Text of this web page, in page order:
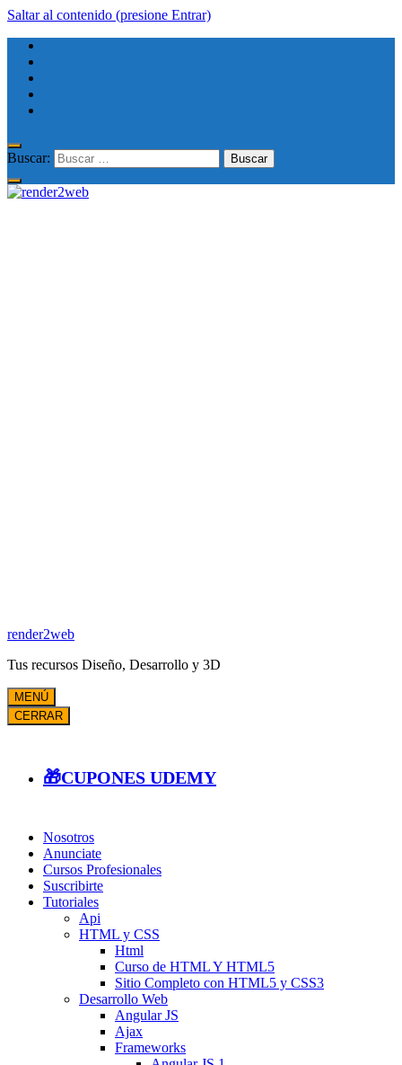
Saltar al contenido (presione Entrar)
Buscar:
render2web
Tus recursos Diseño, Desarrollo y 3D
MENÚ
CERRAR
🎁CUPONES UDEMY
Nosotros
Anunciate
Cursos Profesionales
Suscribirte
Tutoriales
Api
HTML y CSS
Html
Curso de HTML Y HTML5
Sitio Completo con HTML5 y CSS3
Desarrollo Web
Angular JS
Ajax
Frameworks